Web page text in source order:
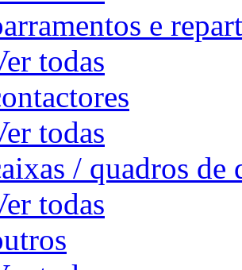
e
todas
todas
/ quadros de
todas